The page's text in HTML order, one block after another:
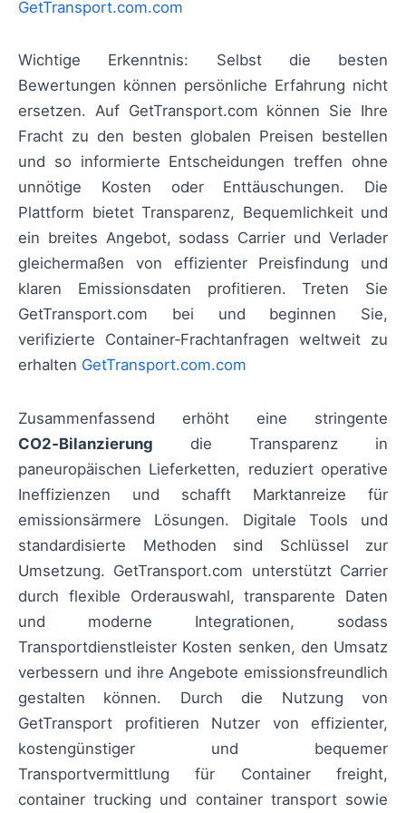
GetTransport.com.com
Wichtige Erkenntnis: Selbst die besten
Bewertungen können persönliche Erfahrung nicht
ersetzen. Auf GetTransport.com können Sie Ihre
Fracht zu den besten globalen Preisen bestellen
und so informierte Entscheidungen treffen ohne
unnötige Kosten oder Enttäuschungen. Die
Plattform bietet Transparenz, Bequemlichkeit und
ein breites Angebot, sodass Carrier und Verlader
gleichermaßen von effizienter Preisfindung und
klaren Emissionsdaten profitieren. Treten Sie
GetTransport.com bei und beginnen Sie,
verifizierte Container‑Frachtanfragen weltweit zu
erhalten GetTransport.com.com
Zusammenfassend erhöht eine stringente
CO2‑Bilanzierung die Transparenz in
paneuropäischen Lieferketten, reduziert operative
Ineffizienzen und schafft Marktanreize für
emissionsärmere Lösungen. Digitale Tools und
standardisierte Methoden sind Schlüssel zur
Umsetzung. GetTransport.com unterstützt Carrier
durch flexible Orderauswahl, transparente Daten
und moderne Integrationen, sodass
Transportdienstleister Kosten senken, den Umsatz
verbessern und ihre Angebote emissionsfreundlich
gestalten können. Durch die Nutzung von
GetTransport profitieren Nutzer von effizienter,
kostengünstiger und bequemer
Transportvermittlung für Container freight,
container trucking und container transport sowie